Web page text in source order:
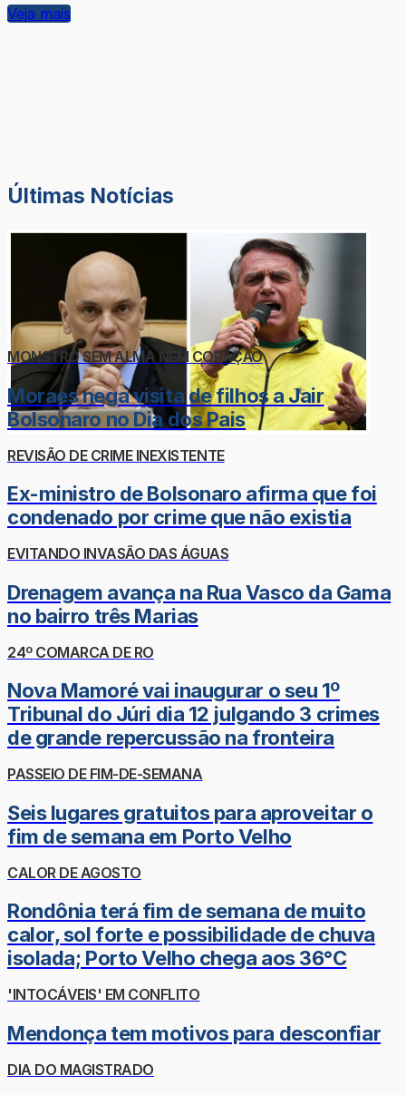
Veja mais
Últimas Notícias
MONSTRO SEM ALMA NEM CORAÇÃO
Moraes nega visita de filhos a Jair
Bolsonaro no Dia dos Pais
REVISÃO DE CRIME INEXISTENTE
Ex-ministro de Bolsonaro afirma que foi
condenado por crime que não existia
EVITANDO INVASÃO DAS ÁGUAS
Drenagem avança na Rua Vasco da Gama
no bairro três Marias
24º COMARCA DE RO
Nova Mamoré vai inaugurar o seu 1º
Tribunal do Júri dia 12 julgando 3 crimes
de grande repercussão na fronteira
PASSEIO DE FIM-DE-SEMANA
Seis lugares gratuitos para aproveitar o
fim de semana em Porto Velho
CALOR DE AGOSTO
Rondônia terá fim de semana de muito
calor, sol forte e possibilidade de chuva
isolada; Porto Velho chega aos 36°C
'INTOCÁVEIS' EM CONFLITO
Mendonça tem motivos para desconfiar
DIA DO MAGISTRADO